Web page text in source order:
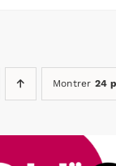
Montrer 24